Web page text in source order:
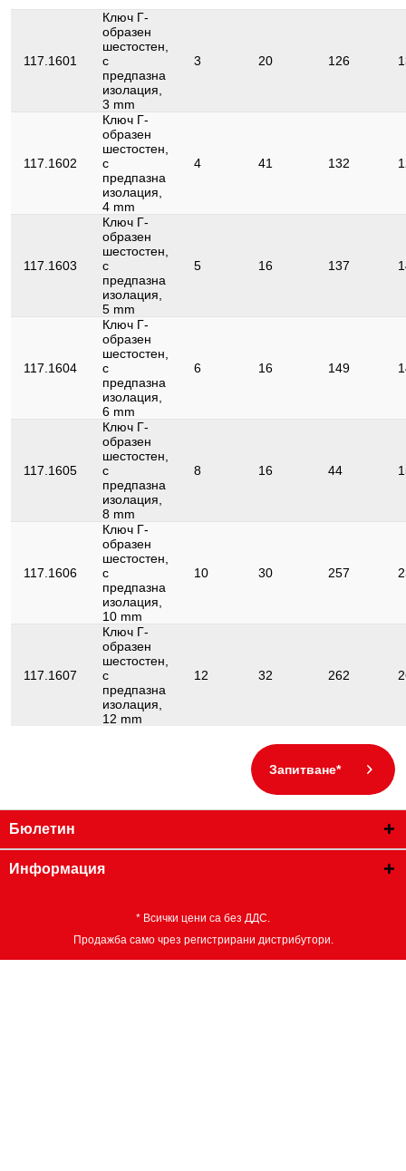
1000V
117.1601
Ключ Г-
образен
шестостен,
с
предпазна
изолация,
3 mm
3 20 126
117.1602
Ключ Г-
образен
шестостен,
с
предпазна
изолация,
4 mm
4 41 132
117.1603
Ключ Г-
образен
шестостен,
с
предпазна
изолация,
5 mm
5 16 137
117.1604
Ключ Г-
образен
шестостен,
с
предпазна
изолация,
6 mm
6 16 149
117.1605
Ключ Г-
образен
шестостен,
с
предпазна
изолация,
8 mm
8 16 44
117.1606
Ключ Г-
образен
шестостен,
с
предпазна
изолация,
10 mm
10 30 257
117.1607
Ключ Г-
образен
шестостен,
с
предпазна
изолация,
12 mm
12 32 262
Запитване*
Бюлетин
Информация
* Всички цени са без ДДС.
Продажба само чрез регистрирани дистрибутори.